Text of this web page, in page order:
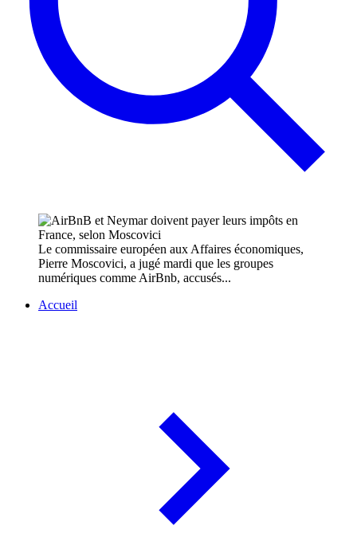
Le commissaire européen aux Affaires économiques,
Pierre Moscovici, a jugé mardi que les groupes
numériques comme AirBnb, accusés...
Accueil